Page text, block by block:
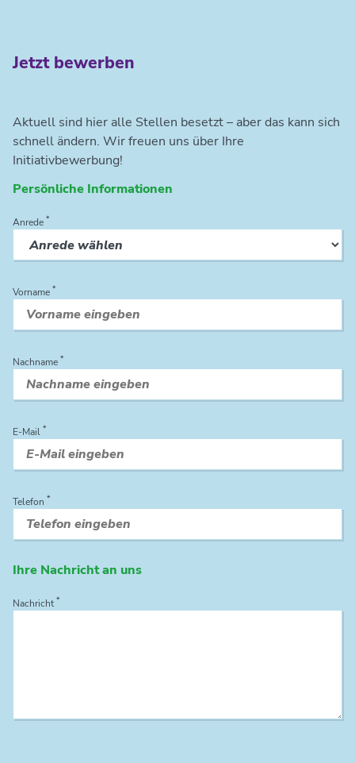
Jetzt bewerben
Aktuell sind hier alle Stellen besetzt – aber das kann sich
schnell ändern. Wir freuen uns über Ihre
Initiativbewerbung!
Persönliche Informationen
Anrede *
Vorname *
Nachname *
E-Mail *
Telefon *
Ihre Nachricht an uns
Nachricht*